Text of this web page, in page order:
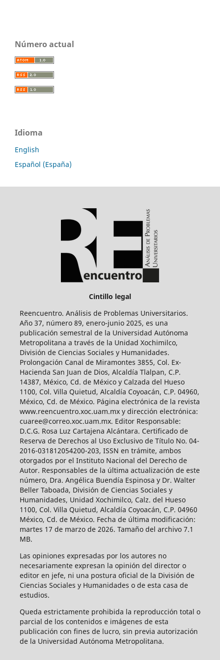
Número actual
Idioma
English
Español (España)
Cintillo legal
Reencuentro. Análisis de Problemas Universitarios.
Año 37, número 89, enero-junio 2025, es una
publicación semestral de la Universidad Autónoma
Metropolitana a través de la Unidad Xochimilco,
División de Ciencias Sociales y Humanidades.
Prolongación Canal de Miramontes 3855, Col. Ex-
Hacienda San Juan de Dios, Alcaldía Tlalpan, C.P.
14387, México, Cd. de México y Calzada del Hueso
1100, Col. Villa Quietud, Alcaldía Coyoacán, C.P. 04960,
México, Cd. de México. Página electrónica de la revista
www.reencuentro.xoc.uam.mx y dirección electrónica:
cuaree@correo.xoc.uam.mx. Editor Responsable:
D.C.G. Rosa Luz Cartajena Alcántara. Certificado de
Reserva de Derechos al Uso Exclusivo de Título No. 04-
2016-031812054200-203, ISSN en trámite, ambos
otorgados por el Instituto Nacional del Derecho de
Autor. Responsables de la última actualización de este
número, Dra. Angélica Buendía Espinosa y Dr. Walter
Beller Taboada, División de Ciencias Sociales y
Humanidades, Unidad Xochimilco, Calz. del Hueso
1100, Col. Villa Quietud, Alcaldía Coyoacán, C.P. 04960
México, Cd. de México. Fecha de última modificación:
martes 17 de marzo de 2026. Tamaño del archivo 7.1
MB.
Las opiniones expresadas por los autores no
necesariamente expresan la opinión del director o
editor en jefe, ni una postura oficial de la División de
Ciencias Sociales y Humanidades o de esta casa de
estudios.
Queda estrictamente prohibida la reproducción total o
parcial de los contenidos e imágenes de esta
publicación con fines de lucro, sin previa autorización
de la Universidad Autónoma Metropolitana.